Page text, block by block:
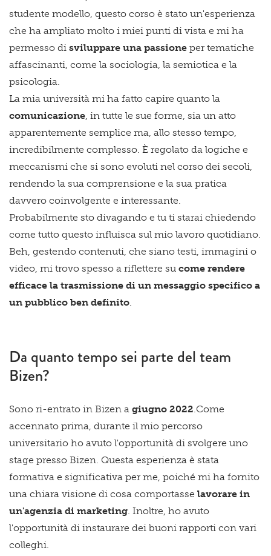
studente modello, questo corso è stato un'esperienza
che ha ampliato molto i miei punti di vista e mi ha
permesso di sviluppare una passione per tematiche
affascinanti, come la sociologia, la semiotica e la
psicologia.
La mia università mi ha fatto capire quanto la
comunicazione, in tutte le sue forme, sia un atto
apparentemente semplice ma, allo stesso tempo,
incredibilmente complesso. È regolato da logiche e
meccanismi che si sono evoluti nel corso dei secoli,
rendendo la sua comprensione e la sua pratica
davvero coinvolgente e interessante.
Probabilmente sto divagando e tu ti starai chiedendo
come tutto questo influisca sul mio lavoro quotidiano.
Beh, gestendo contenuti, che siano testi, immagini o
video, mi trovo spesso a riflettere su come rendere
efficace la trasmissione di un messaggio specifico a
un pubblico ben definito.
Da quanto tempo sei parte del team
Bizen?
Sono ri-entrato in Bizen a giugno 2022.Come
accennato prima, durante il mio percorso
universitario ho avuto l'opportunità di svolgere uno
stage presso Bizen. Questa esperienza è stata
formativa e significativa per me, poiché mi ha fornito
una chiara visione di cosa comportasse lavorare in
un'agenzia di marketing. Inoltre, ho avuto
l'opportunità di instaurare dei buoni rapporti con vari
colleghi.